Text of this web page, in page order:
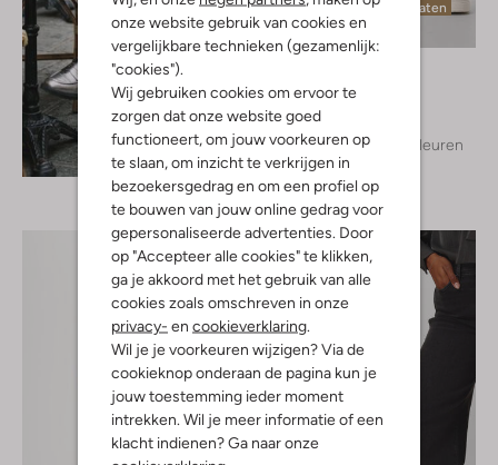
onze website gebruik van cookies en
vergelijkbare technieken (gezamenlijk:
"cookies").
Wij gebruiken cookies om ervoor te
zorgen dat onze website goed
functioneert, om jouw voorkeuren op
te slaan, om inzicht te verkrijgen in
bezoekersgedrag en om een profiel op
te bouwen van jouw online gedrag voor
gepersonaliseerde advertenties. Door
op "Accepteer alle cookies" te klikken,
ga je akkoord met het gebruik van alle
cookies zoals omschreven in onze
privacy- en cookieverklaring
Wil je je voorkeuren wijzigen? Via de
cookieknop onderaan de pagina kun je
jouw toestemming ieder moment
intrekken. Wil je meer informatie of een
klacht indienen? Ga naar onze
Ontdek de look
Laatste maten
+ meer kleuren